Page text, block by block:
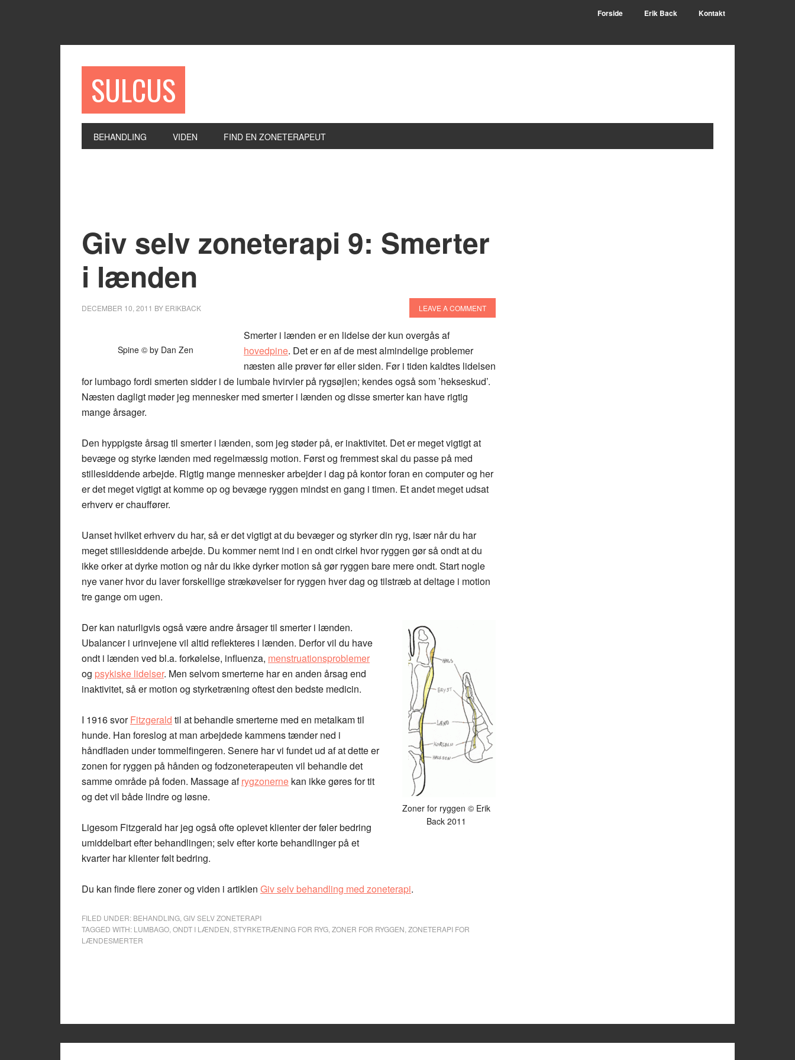
Forside Erik Back Kontakt
SULCUS
BEHANDLING VIDEN FIND EN ZONETERAPEUT
Giv selv zoneterapi 9: Smerter
i lænden
DECEMBER 10, 2011 BY ERIKBACK LEAVE A COMMENT
Spine © by Dan Zen
Smerter i lænden er en lidelse der kun overgås af
hovedpine. Det er en af de mest almindelige problemer
næsten alle prøver før eller siden. Før i tiden kaldtes lidelsen
for lumbago fordi smerten sidder i de lumbale hvirvler på rygsøjlen; kendes også som ’hekseskud’.
Næsten dagligt møder jeg mennesker med smerter i lænden og disse smerter kan have rigtig
mange årsager.
Den hyppigste årsag til smerter i lænden, som jeg støder på, er inaktivitet. Det er meget vigtigt at
bevæge og styrke lænden med regelmæssig motion. Først og fremmest skal du passe på med
stillesiddende arbejde. Rigtig mange mennesker arbejder i dag på kontor foran en computer og her
er det meget vigtigt at komme op og bevæge ryggen mindst en gang i timen. Et andet meget udsat
erhverv er chauffører.
Uanset hvilket erhverv du har, så er det vigtigt at du bevæger og styrker din ryg, især når du har
meget stillesiddende arbejde. Du kommer nemt ind i en ondt cirkel hvor ryggen gør så ondt at du
ikke orker at dyrke motion og når du ikke dyrker motion så gør ryggen bare mere ondt. Start nogle
nye vaner hvor du laver forskellige strækøvelser for ryggen hver dag og tilstræb at deltage i motion
tre gange om ugen.
Zoner for ryggen © Erik
Back 2011
Der kan naturligvis også være andre årsager til smerter i lænden.
Ubalancer i urinvejene vil altid reflekteres i lænden. Derfor vil du have
ondt i lænden ved bl.a. forkølelse, influenza, menstruationsproblemer
og psykiske lidelser. Men selvom smerterne har en anden årsag end
inaktivitet, så er motion og styrketræning oftest den bedste medicin.
I 1916 svorFitzgerald til at behandle smerterne med en metalkam til
hunde. Han foreslog at man arbejdede kammens tænder ned i
håndfladen under tommelfingeren. Senere har vi fundet ud af at dette er
zonen for ryggen på hånden og fodzoneterapeuten vil behandle det
samme område på foden. Massage afrygzonerne kan ikke gøres for tit
og det vil både lindre og løsne.
Ligesom Fitzgerald har jeg også ofte oplevet klienter der føler bedring
umiddelbart efter behandlingen; selv efter korte behandlinger på et
kvarter har klienter følt bedring.
Du kan finde flere zoner og viden i artiklen Giv selv behandling med zoneterapi.
FILED UNDER: BEHANDLING GIV SELV ZONETERAPI
TAGGED WITH: LUMBAGO ONDT I LÆNDEN STYRKETRÆNING FOR RYG ZONER FOR RYGGEN ZONETERAPI FOR
LÆNDESMERTER